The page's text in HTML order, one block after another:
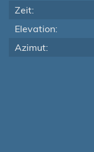
Zeit:
Elevation:
Azimut: